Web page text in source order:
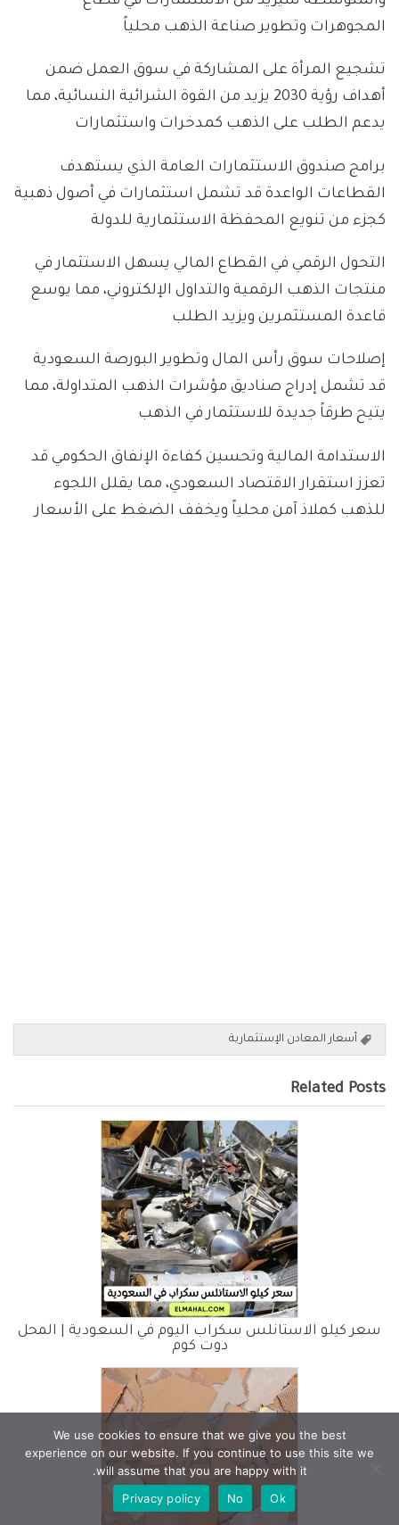
المجوهرات وتطوير صناعة الذهب محلياً
تشجيع المرأة على المشاركة في سوق العمل ضمن
أهداف رؤية 2030 يزيد من القوة الشرائية النسائية، مما
يدعم الطلب على الذهب كمدخرات واستثمارات
برامج صندوق الاستثمارات العامة الذي يستهدف
القطاعات الواعدة قد تشمل استثمارات في أصول ذهبية
كجزء من تنويع المحفظة الاستثمارية للدولة
التحول الرقمي في القطاع المالي يسهل الاستثمار في
منتجات الذهب الرقمية والتداول الإلكتروني، مما يوسع
قاعدة المستثمرين ويزيد الطلب
إصلاحات سوق رأس المال وتطوير البورصة السعودية
قد تشمل إدراج صناديق مؤشرات الذهب المتداولة، مما
يتيح طرقاً جديدة للاستثمار في الذهب
الاستدامة المالية وتحسين كفاءة الإنفاق الحكومي قد
تعزز استقرار الاقتصاد السعودي، مما يقلل اللجوء
للذهب كملاذ آمن محلياً ويخفف الضغط على الأسعار
أسعار المعادن الإستثمارية
Related Posts
سعر كيلو الاستانلس سكراب اليوم في السعودية | المحل
دوت كوم
We use cookies to ensure that we give you the best
experience on our website. If you continue to use this site we
will assume that you are happy with it.
Ok
No
Privacy policy